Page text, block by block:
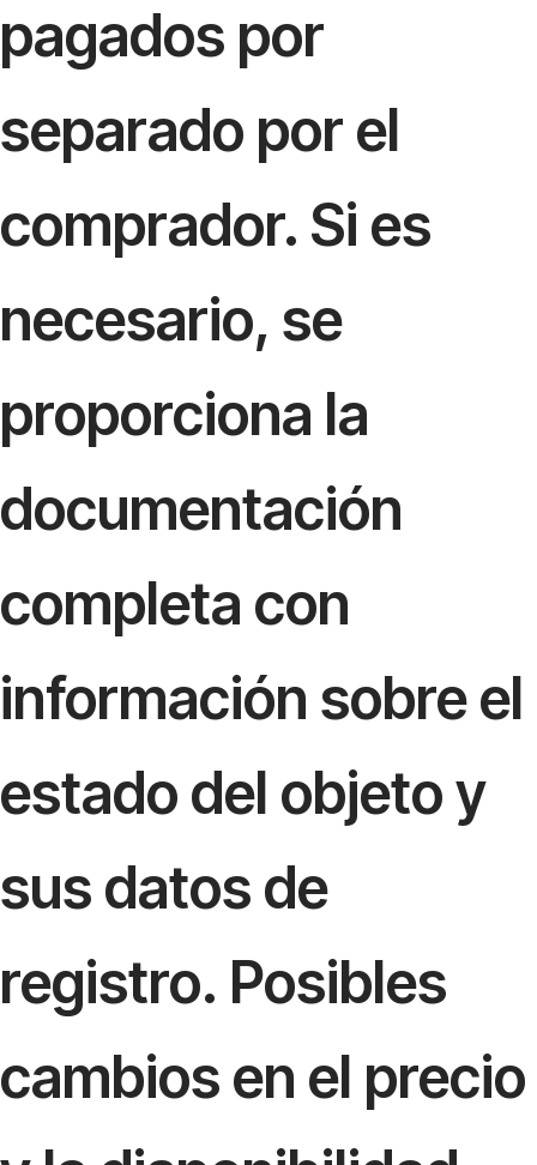
pagados por
separado por el
comprador. Si es
necesario, se
proporciona la
documentación
completa con
información sobre el
estado del objeto y
sus datos de
registro. Posibles
cambios en el precio